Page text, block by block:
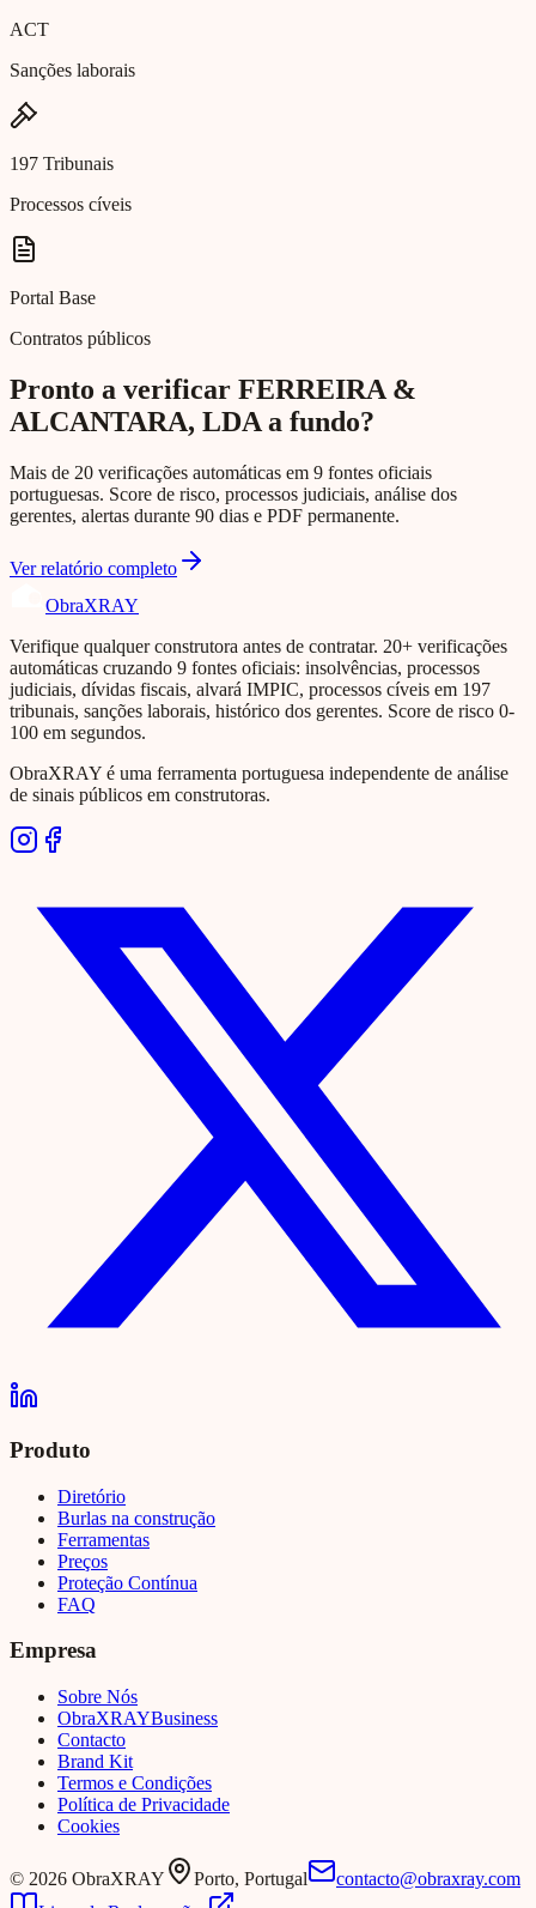
ACT
Sanções laborais
197 Tribunais
Processos cíveis
Portal Base
Contratos públicos
Pronto a verificar FERREIRA &
ALCANTARA, LDA a fundo?
Mais de 20 verificações automáticas em 9 fontes oficiais
portuguesas. Score de risco, processos judiciais, análise dos
gerentes, alertas durante 90 dias e PDF permanente.
Ver relatório completo
ObraXRAY
Verifique qualquer construtora antes de contratar. 20+ verificações
automáticas cruzando 9 fontes oficiais: insolvências, processos
judiciais, dívidas fiscais, alvará IMPIC, processos cíveis em 197
tribunais, sanções laborais, histórico dos gerentes. Score de risco 0-
100 em segundos.
ObraXRAY é uma ferramenta portuguesa independente de análise
de sinais públicos em construtoras.
Produto
Diretório
Burlas na construção
Ferramentas
Preços
Proteção Contínua
FAQ
Empresa
Sobre Nós
ObraXRAYBusiness
Contacto
Brand Kit
Termos e Condições
Política de Privacidade
Cookies
© 2026 ObraXRAY Porto, Portugal
contacto@obraxray.com